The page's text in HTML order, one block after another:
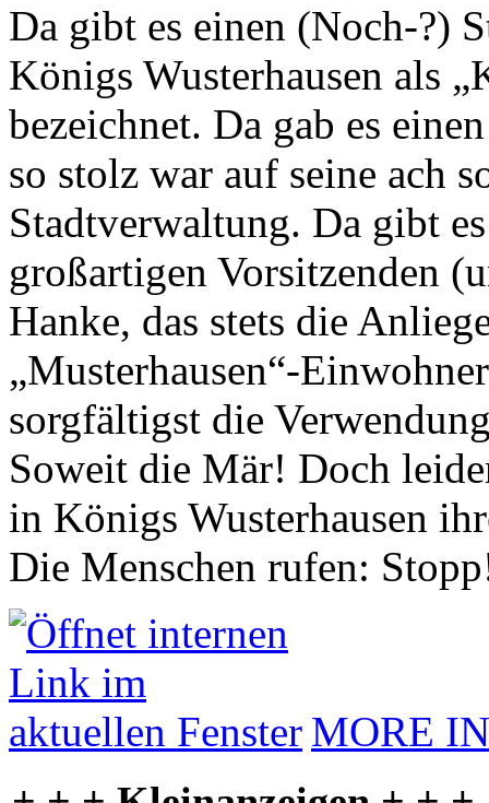
Da gibt es einen (Noch-?)
Königs Wusterhausen als
bezeichnet. Da gab es
so stolz war auf seine ach
Stadtverwaltung. Da gibt
großartigen Vorsitzenden
Hanke, das stets die
„Musterhausen“-
sorgfältigst die
Soweit die Mär! Doch
in Königs Wusterhausen
Die Menschen rufen:
MORE